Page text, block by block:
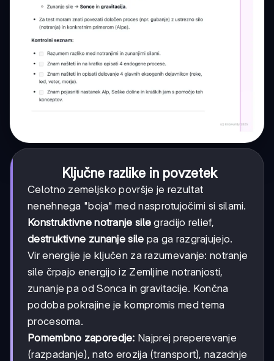
Ključne razlike in povzetek
Celotno zemeljsko površje je rezultat
nenehnega "boja" med nasprotujočimi si silami.
Konstruktivne notranje sile gradijo relief,
destruktivne zunanje sile pa ga razgrajujejo.
Vir energije je ključen za razumevanje: notranje
sile črpajo energijo iz Zemljine notranjosti,
zunanje pa od Sonca in gravitacije. Končna
podoba pokrajine je kompromis med tema
procesoma.
Pomembno zaporedje: Najprej preperevanje
(razpadanje), nato erozija (transport), nazadnje